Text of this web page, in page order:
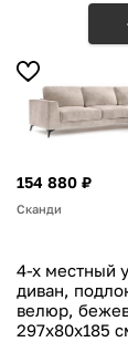
154 880 ₽
Сканди
4-х местный
диван,
велюр,
297x80x185